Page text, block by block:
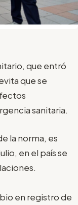
que entró
que se
sanitaria.
la norma, es
en el país se
en registro de